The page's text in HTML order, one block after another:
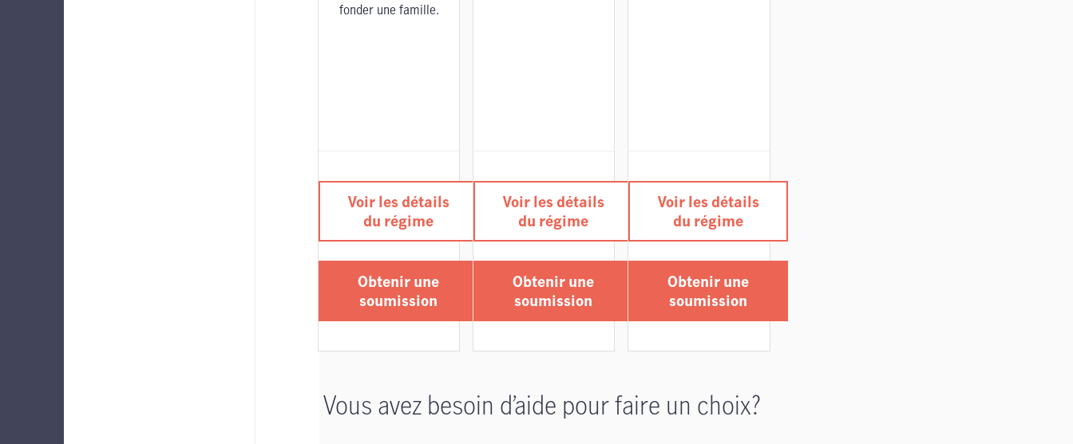
fonder une famille.
Voir les détails
du régime
Obtenir une
soumission
Voir les détails
du régime
Obtenir une
soumission
Voir les détails
du régime
Obtenir une
soumission
Vous avez besoin d’aide pour faire un choix?